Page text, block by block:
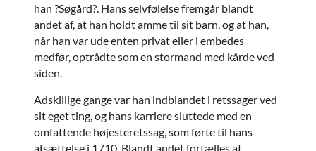
han ?Søgård?. Hans selvfølelse fremgår blandt
andet af, at han holdt amme til sit barn, og at han,
når han var ude enten privat eller i embedes
medfør, optrådte som en stormand med kårde ved
siden.
Adskillige gange var han indblandet i retssager ved
sit eget ting, og hans karriere sluttede med en
omfattende højesteretssag, som førte til hans
afsættelse i 1710. Blandt andet fortælles at